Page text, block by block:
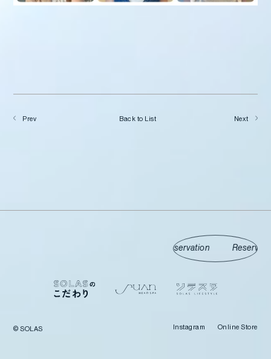
Prev Back to List Next
Reservation
© SOLAS Instagram Online Store